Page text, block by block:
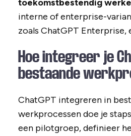
toekomstbestendig
interne of enterprise-
zoals ChatGPT Enterprise,
Hoe integreer je
bestaande
ChatGPT integreren in
werkprocessen doe je
een pilotgroep, definieer